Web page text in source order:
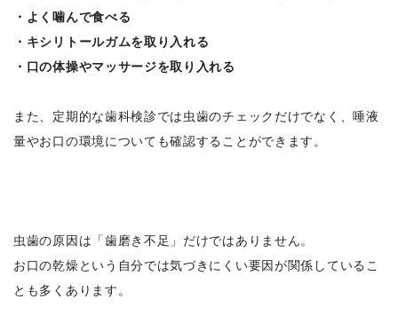
・よく噛んで食べる
・キシリトールガムを取り入れる
・口の体操やマッサージを取り入れる
また、定期的な歯科検診では虫歯のチェックだけでなく、唾液
量やお口の環境についても確認することができます。
虫歯の原因は「歯磨き不足」だけではありません。
お口の乾燥という自分では気づきにくい要因が関係しているこ
とも多くあります。